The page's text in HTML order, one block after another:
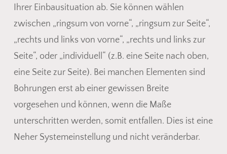
Ihrer Einbausituation ab. Sie können wählen
zwischen „ringsum von vorne“, „ringsum zur Seite“,
„rechts und links von vorne“, „rechts und links zur
Seite“, oder „individuell“ (z.B. eine Seite nach oben,
eine Seite zur Seite). Bei manchen Elementen sind
Bohrungen erst ab einer gewissen Breite
vorgesehen und können, wenn die Maße
unterschritten werden, somit entfallen. Dies ist eine
Neher Systemeinstellung und nicht veränderbar.